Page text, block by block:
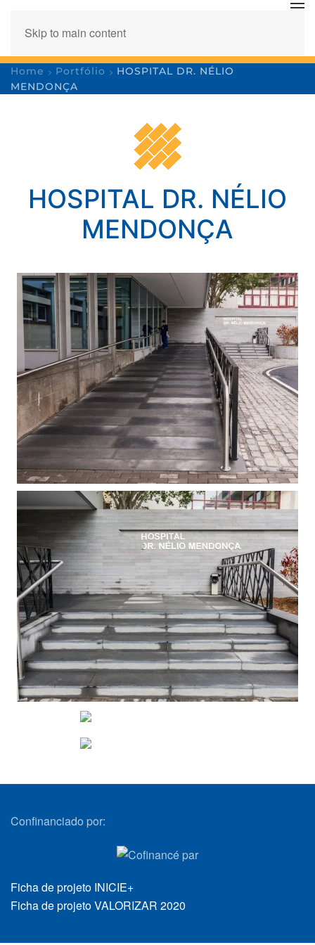
Skip to main content
Home Portfólio
HOSPITAL DR. NÉLIO
MENDONÇA
HOSPITAL DR. NÉLIO
MENDONÇA
VER
VER
Confinanciado por:
Ficha de projeto INICIE+
Ficha de projeto VALORIZAR 2020